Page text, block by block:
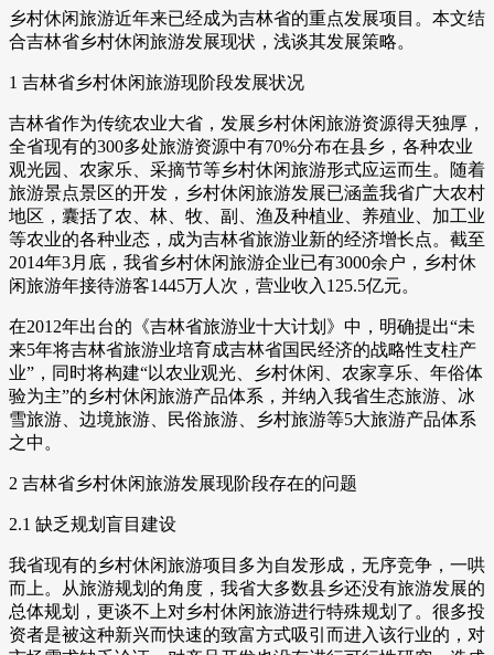
乡村休闲旅游近年来已经成为吉林省的重点发展项目。本文结
合吉林省乡村休闲旅游发展现状，浅谈其发展策略。
1 吉林省乡村休闲旅游现阶段发展状况
吉林省作为传统农业大省，发展乡村休闲旅游资源得天独厚，
全省现有的300多处旅游资源中有70%分布在县乡，各种农业
观光园、农家乐、采摘节等乡村休闲旅游形式应运而生。随着
旅游景点景区的开发，乡村休闲旅游发展已涵盖我省广大农村
地区，囊括了农、林、牧、副、渔及种植业、养殖业、加工业
等农业的各种业态，成为吉林省旅游业新的经济增长点。截至
2014年3月底，我省乡村休闲旅游企业已有3000余户，乡村休
闲旅游年接待游客1445万人次，营业收入125.5亿元。
在2012年出台的《吉林省旅游业十大计划》中，明确提出“未
来5年将吉林省旅游业培育成吉林省国民经济的战略性支柱产
业”，同时将构建“以农业观光、乡村休闲、农家享乐、年俗体
验为主”的乡村休闲旅游产品体系，并纳入我省生态旅游、冰
雪旅游、边境旅游、民俗旅游、乡村旅游等5大旅游产品体系
之中。
2 吉林省乡村休闲旅游发展现阶段存在的问题
2.1 缺乏规划盲目建设
我省现有的乡村休闲旅游项目多为自发形成，无序竞争，一哄
而上。从旅游规划的角度，我省大多数县乡还没有旅游发展的
总体规划，更谈不上对乡村休闲旅游进行特殊规划了。很多投
资者是被这种新兴而快速的致富方式吸引而进入该行业的，对